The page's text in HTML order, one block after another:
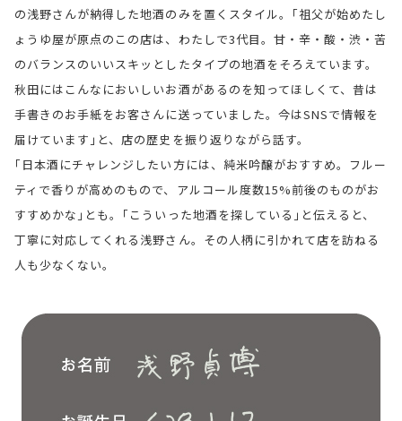
の浅野さんが納得した地酒のみを置くスタイル。｢祖父が始めたし
ょうゆ屋が原点のこの店は、わたしで3代目。甘・辛・酸・渋・苦
のバランスのいいスキッとしたタイプの地酒をそろえています。
秋田にはこんなにおいしいお酒があるのを知ってほしくて、昔は
手書きのお手紙をお客さんに送っていました。今はSNSで情報を
届けています｣と、店の歴史を振り返りながら話す。
｢日本酒にチャレンジしたい方には、純米吟醸がおすすめ。フルー
ティで香りが高めのもので、アルコール度数15%前後のものがお
すすめかな｣とも。｢こういった地酒を探している｣と伝えると、
丁寧に対応してくれる浅野さん。その人柄に引かれて店を訪ねる
人も少なくない。